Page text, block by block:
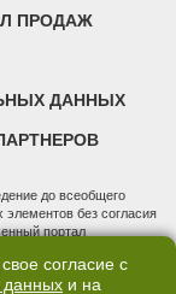
ПРОДАЖ
ДАННЫХ
до всеобщего
без согласия
портал
коммуникаций
от 02.09.2019
согласие с
данных и на